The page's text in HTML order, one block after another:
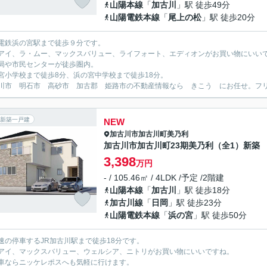
山陽本線 「加古川
」駅 徒歩49分
山陽電鉄本線 「尾上の松」駅 徒歩20分
鉄浜の宮駅まで徒歩９分です。
イ、ラ・ムー、マックスバリュー、ライフォート、エディオンがお買い物にいい
や市民センターが徒歩圏内。
小学校まで徒歩8分、浜の宮中学校まで徒歩18分。
市 明石市 高砂市 加古郡 姫路市の不動産情報なら きこう にお任せ。フリ
新築一戸建 NEW
加古川市加古川町美乃利
加古川市加古川町23期美乃利（全1）新築
3,398万円
- / 105.46㎡ / 4LDK /予定 /2階建
山陽本線 「加古川
」駅 徒歩18分
加古川線 「 日岡 」駅 徒歩23分
山陽電鉄本線 「浜の宮 」駅 徒歩50分
の停車するJR加古川駅まで徒歩18分です。
イ、マックスバリュー、ウェルシア、ニトリがお買い物にいいですね。
ならニッケレポスへも気軽に行けます。